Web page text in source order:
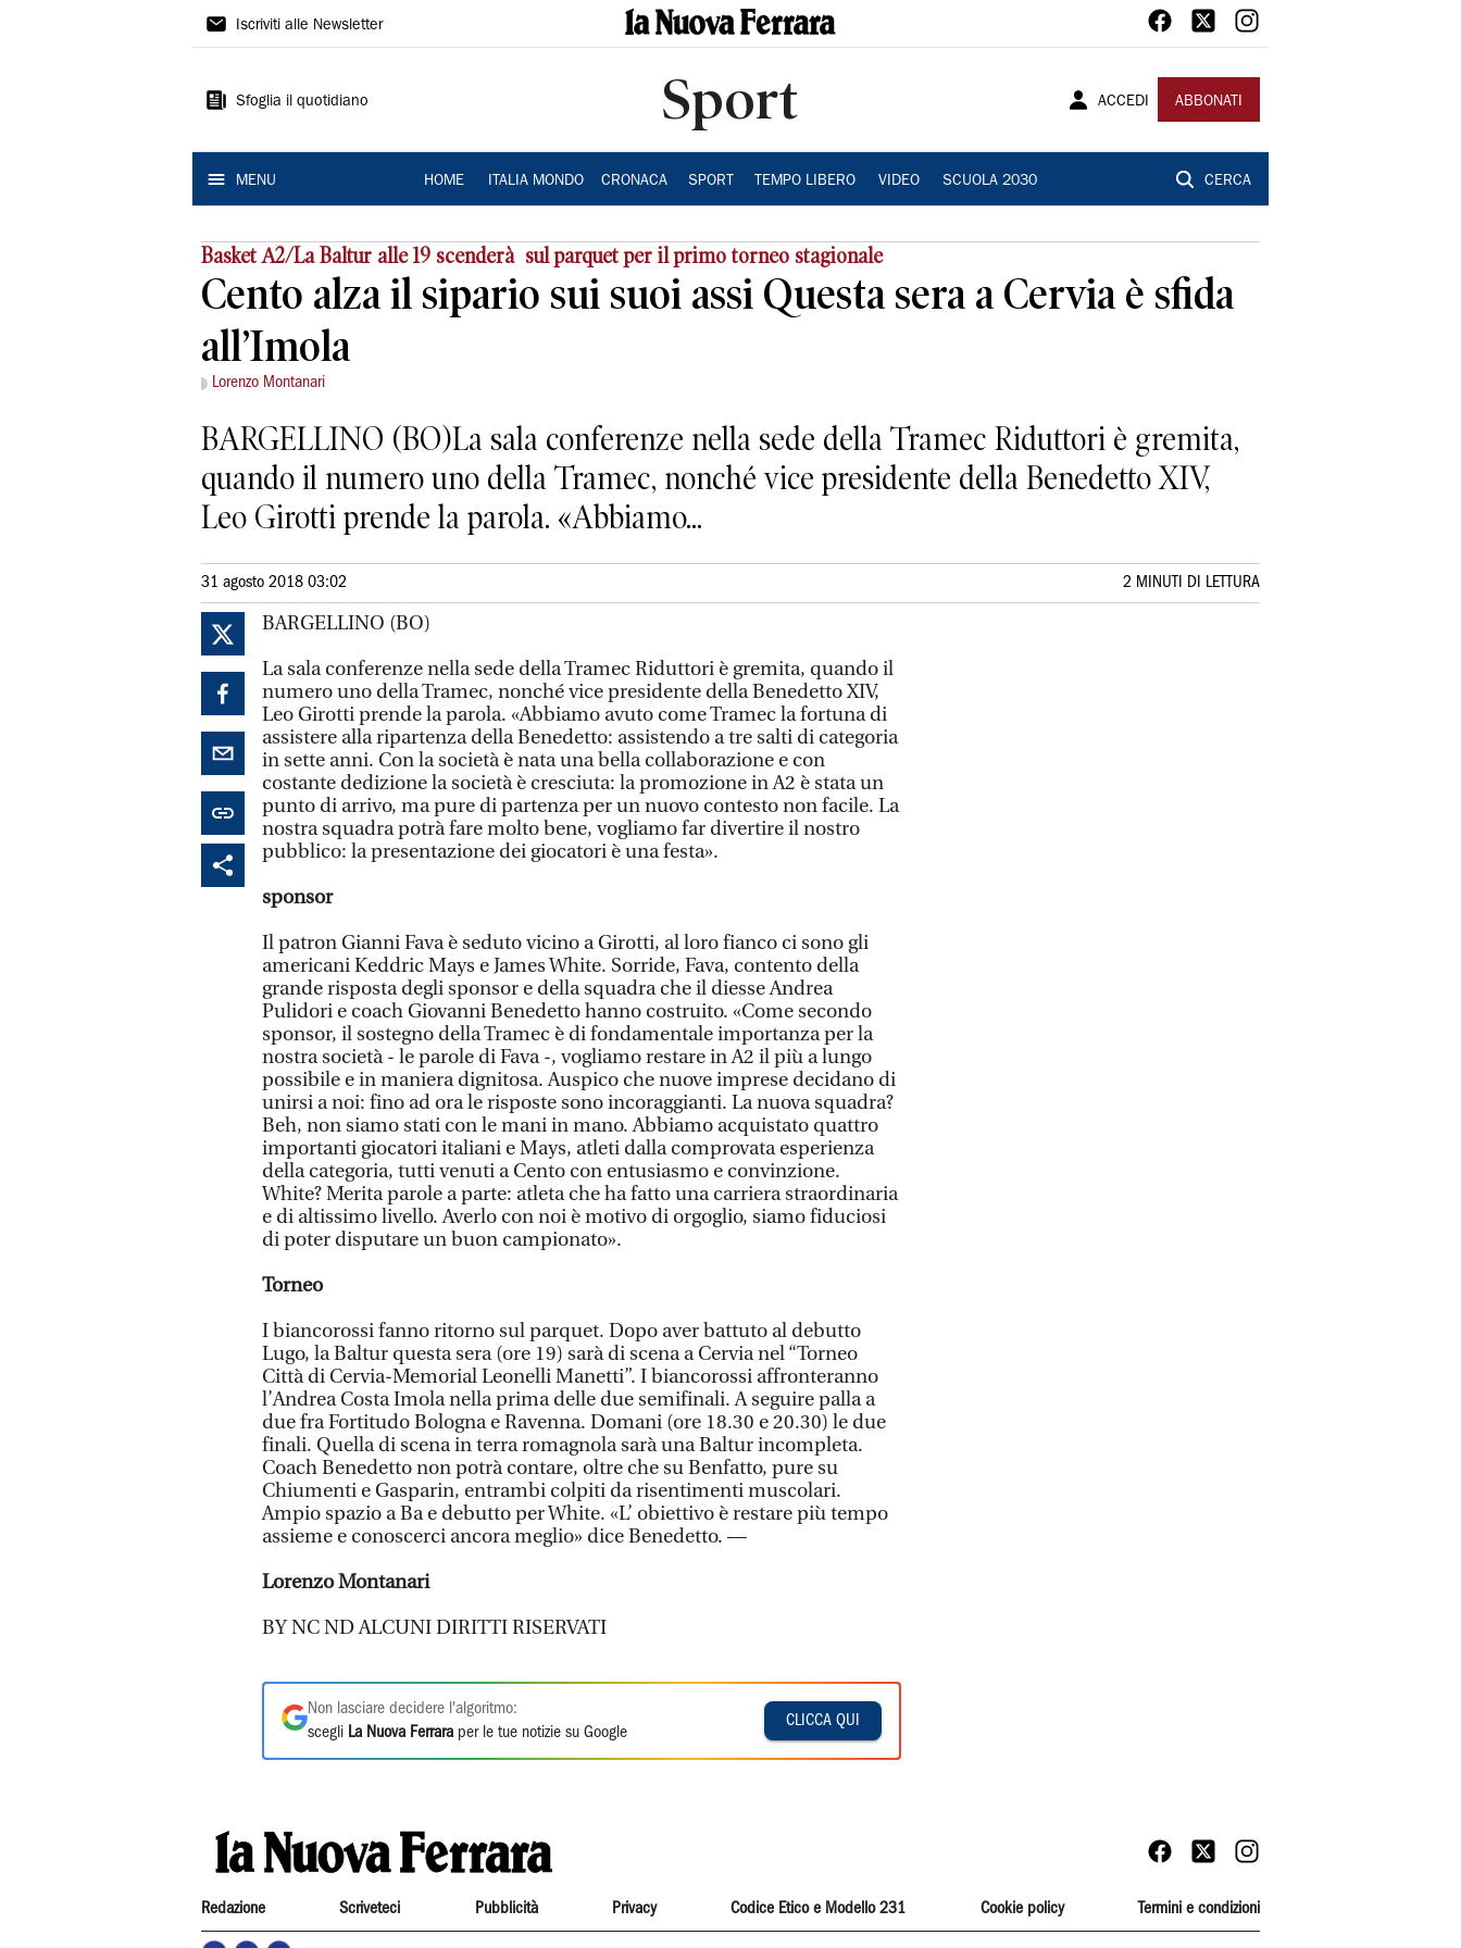
La
Ferrara
Iscriviti alle Newsletter
Sfoglia il quotidiano Sport ACCEDI ABBONATI
MENU HOME ITALIA MONDO CRONACA SPORT TEMPO LIBERO VIDEO SCUOLA 2030 CERCA
Basket A2/La Baltur alle 19 scenderà sul parquet per il primo torneo stagionale
Cento alza il sipario sui suoi assi Questa sera a Cervia è sfida
all’Imola
Lorenzo Montanari
BARGELLINO (BO)La sala conferenze nella sede della Tramec Riduttori è gremita,
quando il numero uno della Tramec, nonché vice presidente della Benedetto XIV,
Leo Girotti prende la parola. «Abbiamo...
31 agosto 2018 03:02 2 MINUTI DI LETTURA
BARGELLINO (BO)
La sala conferenze nella sede della Tramec Riduttori è gremita, quando il
numero uno della Tramec, nonché vice presidente della Benedetto XIV,
Leo Girotti prende la parola. «Abbiamo avuto come Tramec la fortuna di
assistere alla ripartenza della Benedetto: assistendo a tre salti di categoria
in sette anni. Con la società è nata una bella collaborazione e con
costante dedizione la società è cresciuta: la promozione in A2 è stata un
punto di arrivo, ma pure di partenza per un nuovo contesto non facile. La
nostra squadra potrà fare molto bene, vogliamo far divertire il nostro
pubblico: la presentazione dei giocatori è una festa».
sponsor
Il patron Gianni Fava è seduto vicino a Girotti, al loro fianco ci sono gli
americani Keddric Mays e James White. Sorride, Fava, contento della
grande risposta degli sponsor e della squadra che il diesse Andrea
Pulidori e coach Giovanni Benedetto hanno costruito. «Come secondo
sponsor, il sostegno della Tramec è di fondamentale importanza per la
nostra società - le parole di Fava -, vogliamo restare in A2 il più a lungo
possibile e in maniera dignitosa. Auspico che nuove imprese decidano di
unirsi a noi: fino ad ora le risposte sono incoraggianti. La nuova squadra?
Beh, non siamo stati con le mani in mano. Abbiamo acquistato quattro
importanti giocatori italiani e Mays, atleti dalla comprovata esperienza
della categoria, tutti venuti a Cento con entusiasmo e convinzione.
White? Merita parole a parte: atleta che ha fatto una carriera straordinaria
e di altissimo livello. Averlo con noi è motivo di orgoglio, siamo fiduciosi
di poter disputare un buon campionato».
Torneo
I biancorossi fanno ritorno sul parquet. Dopo aver battuto al debutto
Lugo, la Baltur questa sera (ore 19) sarà di scena a Cervia nel “Torneo
Città di Cervia-Memorial Leonelli Manetti”. I biancorossi affronteranno
l’Andrea Costa Imola nella prima delle due semifinali. A seguire palla a
due fra Fortitudo Bologna e Ravenna. Domani (ore 18.30 e 20.30) le due
finali. Quella di scena in terra romagnola sarà una Baltur incompleta.
Coach Benedetto non potrà contare, oltre che su Benfatto, pure su
Chiumenti e Gasparin, entrambi colpiti da risentimenti muscolari.
Ampio spazio a Ba e debutto per White. «L’ obiettivo è restare più tempo
assieme e conoscerci ancora meglio» dice Benedetto. —
Lorenzo Montanari
BY NC ND ALCUNI DIRITTI RISERVATI
Non lasciare decidere l'algoritmo:
scegli La Nuova Ferrara per le tue notizie su Google
CLICCA QUI
Redazione Scriveteci Pubblicità Privacy Codice Etico e Modello 231 Cookie policy Termini e condizioni